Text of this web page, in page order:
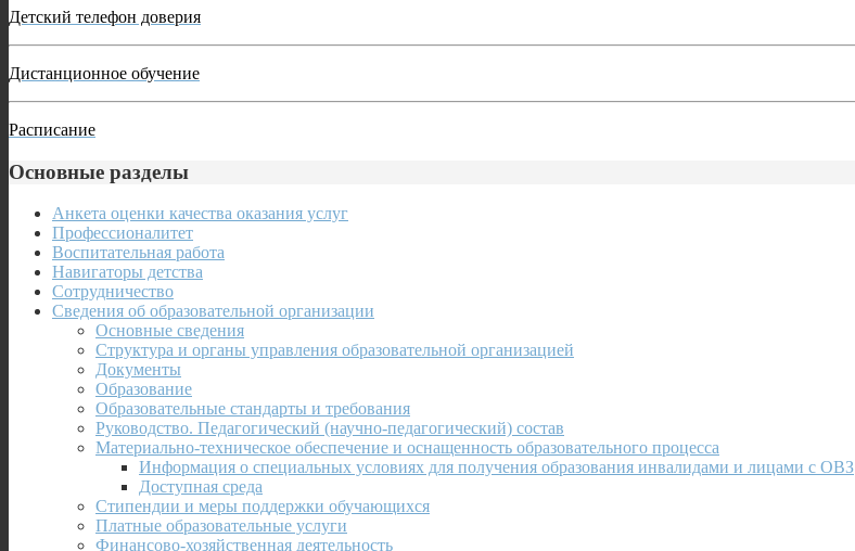
Детский телефон доверия
Дистанционное обучение
Расписание
Основные разделы
Анкета оценки качества оказания услуг
Профессионалитет
Воспитательная работа
Навигаторы детства
Сотрудничество
Сведения об образовательной организации
Основные сведения
Структура и органы управления образовательной организацией
Документы
Образование
Образовательные стандарты и требования
Руководство. Педагогический (научно-педагогический) состав
Материально-техническое обеспечение и оснащенность образовательного процесса
Информация о специальных условиях для получения образования инвалидами и лицами с ОВЗ
Доступная среда
Стипендии и меры поддержки обучающихся
Платные образовательные услуги
Финансово-хозяйственная деятельность